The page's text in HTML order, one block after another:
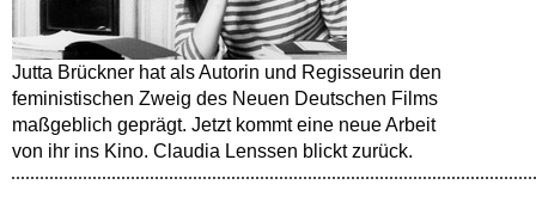
Jutta Brückner hat als Autorin und Regisseurin den
feministischen Zweig des Neuen Deutschen Films
maßgeblich geprägt. Jetzt kommt eine neue Arbeit
von ihr ins Kino. Claudia Lenssen blickt zurück.